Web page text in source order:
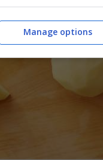
Manage options